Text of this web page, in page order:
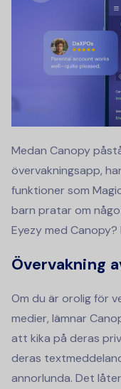
Medan Canopy
övervakningsapp,
funktioner som
barn pratar om
Eyezy med
Övervakning
Om du är orolig för
medier, lämnar
att kika på deras
deras
annorlunda. Det